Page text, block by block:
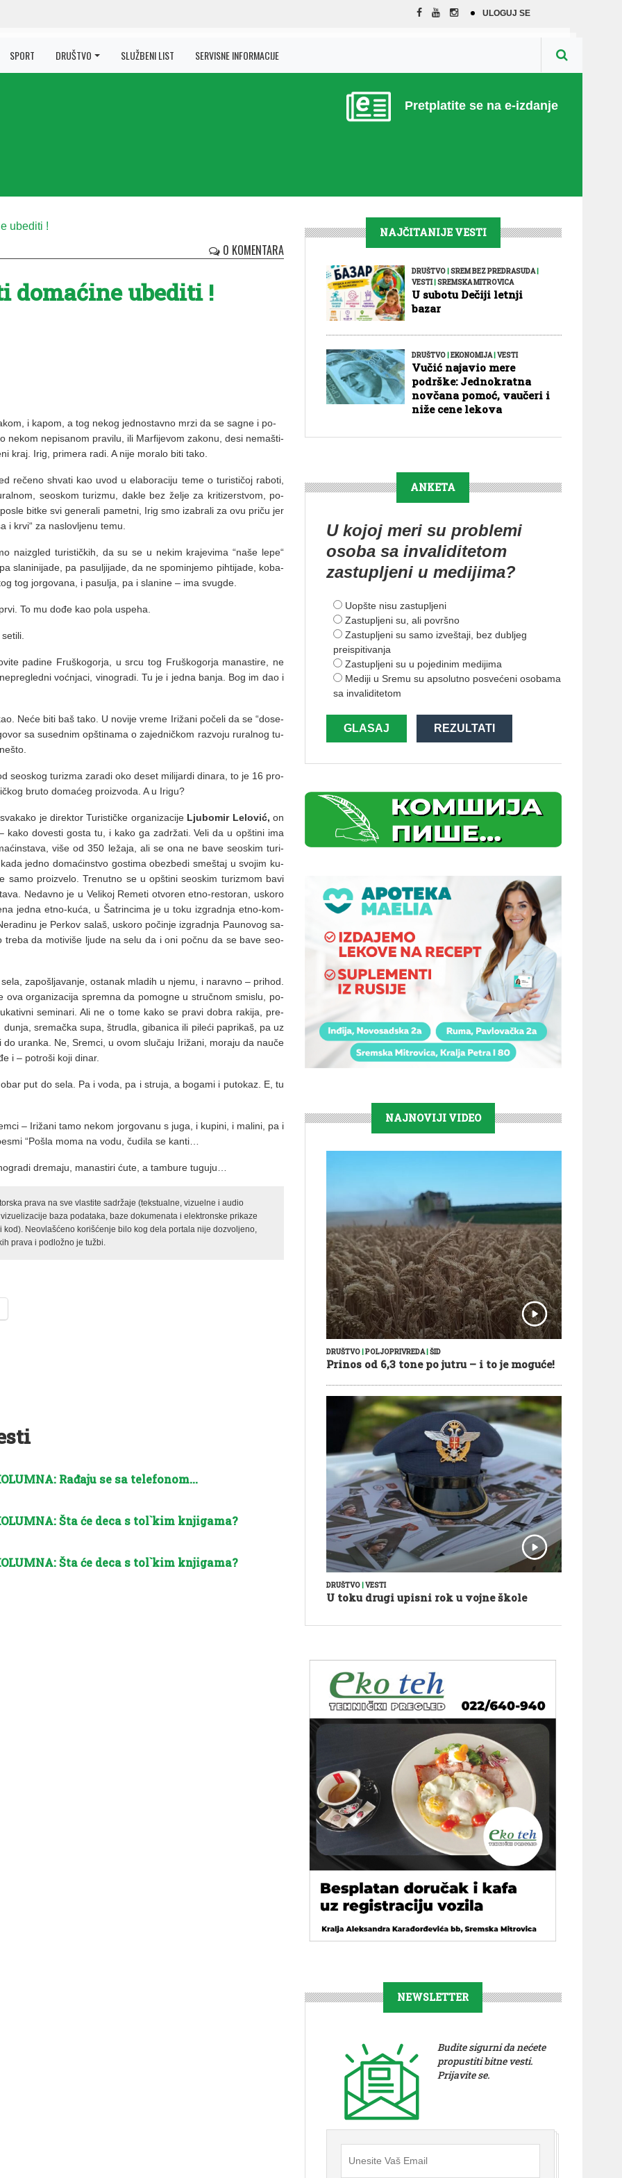
ULOGUJ SE
SPORT DRUŠTVO SLUŽBENI LIST SERVISNE INFORMACIJE
Pretplatite se na e-izdanje
0 KOMENTARA
do­ma­ći­ne ube­di­ti !
i ka­pom, a tog ne­kog jed­no­stav­no mr­zi da se sa­gne i po­
ne­kom ne­pi­sa­nom pra­vi­lu, ili Mar­fi­je­vom za­ko­nu, de­si ne­ma­šti­
kraj. Irig, pri­me­ra ra­di. A ni­je mo­ra­lo bi­ti ta­ko.
re­če­no shva­ti kao uvod u ela­bo­ra­ci­ju te­me o tu­ri­sti­čoj ra­bo­ti,
se­o­skom tu­ri­zmu, da­kle bez že­lje za kri­ti­zer­stvom, po­
bit­ke svi ge­ne­ra­li pa­met­ni, Irig smo iza­bra­li za ovu pri­ču jer
i kr­vi“ za na­slo­vlje­nu te­mu.
na­iz­gled tu­ri­stič­kih, da su se u ne­kim kra­je­vi­ma “na­še le­pe“
sla­ni­ni­ja­de, pa pa­su­lji­ja­de, da ne spo­mi­nje­mo pih­ti­ja­de, ko­ba­
tog jor­go­va­na, i pa­su­lja, pa i sla­ni­ne – ima svu­gde.
To mu do­đe kao po­la uspe­ha.
pa­di­ne Fru­ško­gor­ja, u sr­cu tog Fru­ško­gor­ja ma­na­sti­re, ne
voć­nja­ci, vi­no­gra­di. Tu je i jed­na ba­nja. Bog im dao i
Ne­će bi­ti baš ta­ko. U no­vi­je vre­me Iri­ža­ni po­če­li da se “do­se­
sa su­sed­nim op­šti­na­ma o za­jed­nič­kom raz­vo­ju ru­ral­nog tu­
se­o­skog tu­ri­zma za­ra­di oko de­set mi­li­jar­di di­na­ra, to je 16 pro­
bru­to do­ma­ćeg pro­iz­vo­da. A u Iri­gu?
je di­rek­tor Tu­ri­stič­ke or­ga­ni­za­ci­je Lju­bo­mir Le­lo­vić,on
ka­ko do­ve­sti go­sta tu, i ka­ko ga za­dr­ža­ti. Ve­li da u op­šti­ni ima
vi­še od 350 le­ža­ja, ali se ona ne ba­ve se­o­skim tu­ri­
jed­no do­ma­ćin­stvo go­sti­ma obez­be­di sme­štaj u svo­jim ku­
sa­mo pro­iz­ve­lo. Tre­nut­no se u op­šti­ni se­o­skim tu­ri­zmom ba­vi
Ne­dav­no je u Ve­li­koj Re­me­ti otvo­ren et­no-re­sto­ran, usko­ro
jed­na et­no-ku­ća, u Ša­trin­ci­ma je u to­ku iz­grad­nja et­no-kom­
je Per­kov sa­laš, usko­ro po­či­nje iz­grad­nja Pa­u­no­vog sa­
tre­ba da mo­ti­vi­še lju­de na se­lu da i oni poč­nu da se ba­ve se­o­
za­po­šlja­va­nje, osta­nak mla­dih u nje­mu, i na­rav­no – pri­hod.
ova or­ga­ni­za­ci­ja sprem­na da po­mog­ne u struč­nom smi­slu, po­
se­mi­na­ri. Ali ne o to­me ka­ko se pra­vi do­bra ra­ki­ja, pre­
sre­mač­ka su­pa, štru­dla, gi­ba­ni­ca ili pi­le­ći pa­pri­kaš, pa uz
uran­ka. Ne, Srem­ci, u ovom slu­ča­ju Iri­ža­ni, mo­ra­ju da na­u­če
i – po­tro­ši ko­ji di­nar.
put do se­la. Pa i vo­da, pa i stru­ja, a bo­ga­mi i pu­to­kaz. E, tu
– Iri­ža­ni ta­mo ne­kom jor­go­va­nu s ju­ga, i ku­pi­ni, i ma­li­ni, pa i
“Po­šla mo­ma na vo­du, ču­di­la se kan­ti…
dre­ma­ju, ma­na­sti­ri ću­te, a tam­bu­re tu­gu­ju…
prava na sve vlastite sadržaje (tekstualne, vizuelne i audio
baza podataka, baze dokumenata i elektronske prikaze
kod). Neovlašćeno korišćenje bilo kog dela portala nije dozvoljeno,
prava i podložno je tužbi.
Rađaju se sa telefonom…
Šta će deca s tol`kim knjigama?
Šta će deca s tol`kim knjigama?
NAJČITANIJE VESTI
DRUŠTVO|SREM BEZ PREDRASUDA|
VESTI|SREMSKA MITROVICA
U subotu Dečiji letnji
bazar
DRUŠTVO|EKONOMIJA|VESTI
Vučić najavio mere
podrške: Jednokratna
novčana pomoć, vaučeri i
niže cene lekova
ANKETA
U kojoj meri su problemi
osoba sa invaliditetom
zastupljeni u medijima?
Uopšte nisu zastupljeni
Zastupljeni su, ali površno
Zastupljeni su samo izveštaji, bez dubljeg
preispitivanja
Zastupljeni su u pojedinim medijima
Mediji u Sremu su apsolutno posvećeni osobama
sa invaliditetom
GLASAJ REZULTATI
NAJNOVIJI VIDEO
DRUŠTVO|POLJOPRIVREDA|ŠID
Prinos od 6,3 tone po jutru – i to je moguće!
DRUŠTVO VESTI
U toku drugi upisni rok u vojne škole
NEWSLETTER
Budite sigurni da nećete
propustiti bitne vesti.
Prijavite se.